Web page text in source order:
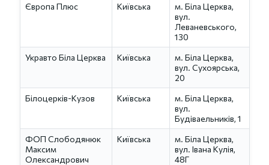
Європа Плюс
Київська
м. Біла Церква,
вул.
Леваневського,
130
Укравто Біла Церква
Київська
м. Біла Церква,
вул. Сухоярська,
20
Білоцерків-Кузов
Київська
м. Біла Церква,
вул.
Будіваельників, 1
ФОП Слободянюк
Максим
Олександрович
Київська
м. Біла Церква,
вул. Івана Кулія,
48Г